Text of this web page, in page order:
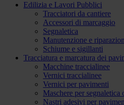
Edilizia e Lavori Pubblici
Tracciatori da cantiere
Accessori di marcaggio
Segnaletica
Manutenzione e
Schiume e sigillanti
Tracciatura e marcatura dei
Macchine traccialinee
Vernici traccialinee
Vernici per pavimenti
Maschere per segnaletica
Nastri adesivi per